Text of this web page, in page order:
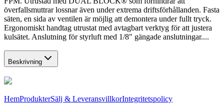
överfallsmuttrar lossnar även under extrema driftsförhållanden. Fasta
säten, en sida av ventilen är möjlig att demontera under fullt tryck.
Ergonomiskt handtag utrustat med avtagbart verktyg för att justera
kulsätet. Anslutning för styrluft med 1/8" gängade anslutningar....
Beskrivning
HemProdukterSälj & LeveransvillkorIntegritetspolicy